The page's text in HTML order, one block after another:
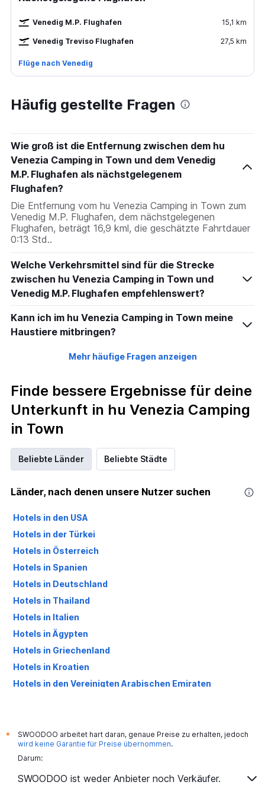
Venedig M.P. Flughafen 15,1 km
Venedig Treviso Flughafen 27,5 km
Flüge nach Venedig
Häufig gestellte Fragen
Wie groß ist die Entfernung zwischen dem hu
Venezia Camping in Town und dem Venedig
M.P. Flughafen als nächstgelegenem
Flughafen?
Die Entfernung vom hu Venezia Camping in Town zum
Venedig M.P. Flughafen, dem nächstgelegenen
Flughafen, beträgt 16,9 kml, die geschätzte Fahrtdauer
0:13 Std..
Welche Verkehrsmittel sind für die Strecke
zwischen hu Venezia Camping in Town und
Venedig M.P. Flughafen empfehlenswert?
Kann ich im hu Venezia Camping in Town meine
Haustiere mitbringen?
Mehr häufige Fragen anzeigen
Finde bessere Ergebnisse für deine
Unterkunft in hu Venezia Camping
in Town
Beliebte Länder Beliebte Städte
Länder, nach denen unsere Nutzer suchen
Hotels in den USA
Hotels in der Türkei
Hotels in Österreich
Hotels in Spanien
Hotels in Deutschland
Hotels in Thailand
Hotels in Italien
Hotels in Ägypten
Hotels in Griechenland
Hotels in Kroatien
Hotels in den Vereinigten Arabischen Emiraten
*
SWOODOO arbeitet hart daran, genaue Preise zu erhalten, jedoch
wird keine Garantie für Preise übernommen.
Darum:
SWOODOO ist weder Anbieter noch Verkäufer.